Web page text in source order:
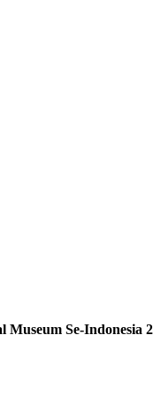
Museum Se-Indonesia